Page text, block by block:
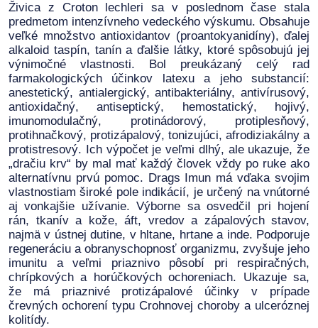
Živica z Croton lechleri sa v poslednom čase stala
predmetom intenzívneho vedeckého výskumu. Obsahuje
veľké množstvo antioxidantov (proantokyanidíny), ďalej
alkaloid taspín, tanín a ďalšie látky, ktoré spôsobujú jej
výnimočné vlastnosti. Bol preukázaný celý rad
farmakologických účinkov latexu a jeho substancií:
anestetický, antialergický, antibakteriálny, antivírusový,
antioxidačný, antiseptický, hemostatický, hojivý,
imunomodulačný, protinádorový, protiplesňový,
protihnačkový, protizápalový, tonizujúci, afrodiziakálny a
protistresový. Ich výpočet je veľmi dlhý, ale ukazuje, že
„dračiu krv“ by mal mať každý človek vždy po ruke ako
alternatívnu prvú pomoc. Drags Imun má vďaka svojim
vlastnostiam široké pole indikácií, je určený na vnútorné
aj vonkajšie užívanie. Výborne sa osvedčil pri hojení
rán, tkanív a kože, áft, vredov a zápalových stavov,
najmä v ústnej dutine, v hltane, hrtane a inde. Podporuje
regeneráciu a obranyschopnosť organizmu, zvyšuje jeho
imunitu a veľmi priaznivo pôsobí pri respiračných,
chrípkových a horúčkových ochoreniach. Ukazuje sa,
že má priaznivé protizápalové účinky v prípade
črevných ochorení typu Crohnovej choroby a ulceróznej
kolitídy.